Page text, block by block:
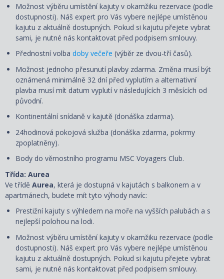
Možnost výběru umístění kajuty v okamžiku rezervace (podle
dostupnosti). Náš expert pro Vás vybere nejlépe umístěnou
kajutu z aktuálně dostupných. Pokud si kajutu přejete vybrat
sami, je nutné nás kontaktovat před podpisem smlouvy.
Přednostní volba doby večeře (výběr ze dvou-tří časů).
Možnost jednoho přesunutí plavby zdarma. Změna musí být
oznámená minimálně 32 dní před vyplutím a alternativní
plavba musí mít datum vyplutí v následujících 3 měsících od
původní.
Kontinentální snídaně v kajutě (donáška zdarma).
24hodinová pokojová služba (donáška zdarma, pokrmy
zpoplatněny).
Body do věrnostního programu MSC Voyagers Club.
Třída: Aurea
Ve třídě Aurea, která je dostupná v kajutách s balkonem a v
apartmánech, budete mít tyto výhody navíc:
Prestižní kajuty s výhledem na moře na vyšších palubách a s
nejlepší polohou na lodi.
Možnost výběru umístění kajuty v okamžiku rezervace (podle
dostupnosti). Náš expert pro Vás vybere nejlépe umístěnou
kajutu z aktuálně dostupných. Pokud si kajutu přejete vybrat
sami, je nutné nás kontaktovat před podpisem smlouvy.